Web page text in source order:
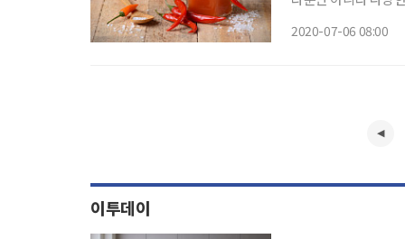
2020-07-06 08:00
이투데이